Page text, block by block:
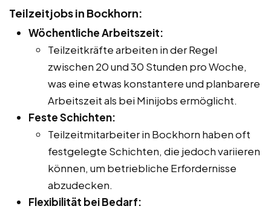
Teilzeitjobs in Bockhorn:
Wöchentliche Arbeitszeit:
Teilzeitkräfte arbeiten in der Regel
zwischen 20 und 30 Stunden pro Woche,
was eine etwas konstantere und planbarere
Arbeitszeit als bei Minijobs ermöglicht.
Feste Schichten:
Teilzeitmitarbeiter in Bockhorn haben oft
festgelegte Schichten, die jedoch variieren
können, um betriebliche Erfordernisse
abzudecken.
Flexibilität bei Bedarf: